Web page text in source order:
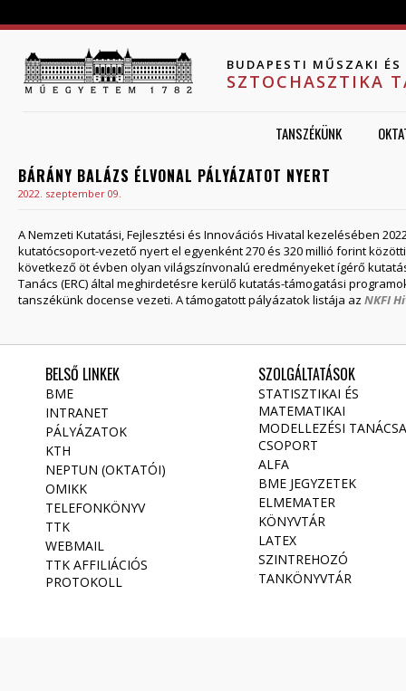
BUDAPESTI MŰSZAKI
SZTOCHASZTIKA
TANSZÉKÜNK
BÁRÁNY BALÁZS ÉLVONAL PÁLYÁZATOT NYERT
2022. szeptember 09.
A Nemzeti Kutatási, Fejlesztési és Innovációs Hivatal kezelésében
kutatócsoport-vezető nyert el egyenként 270 és 320 millió forint
következő öt évben olyan világszínvonalú eredményeket ígérő
Tanács (ERC) által meghirdetésre kerülő kutatás-támogatási
tanszékünk docense vezeti. A támogatott pályázatok listája az NKFI
BELSŐ LINKEK
BME
INTRANET
PÁLYÁZATOK
KTH
NEPTUN (OKTATÓI)
OMIKK
TELEFONKÖNYV
TTK
WEBMAIL
TTK AFFILIÁCIÓS
PROTOKOLL
SZOLGÁLTATÁSOK
STATISZTIKAI ÉS
MATEMATIKAI
MODELLEZÉSI
CSOPORT
ALFA
BME JEGYZETEK
ELMEMATER
KÖNYVTÁR
LATEX
SZINTREHOZÓ
TANKÖNYVTÁR